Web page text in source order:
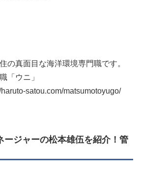
の真面目な海洋環境専門職です。
「ウニ」
satou.com/matsumotoyugo/
ージャーの松本雄伍を紹介！管